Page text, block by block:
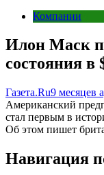
Компании
Илон Маск
состояния в
Газета.Ru9 месяцев
Американский
стал первым в
Об этом пишет
Навигация